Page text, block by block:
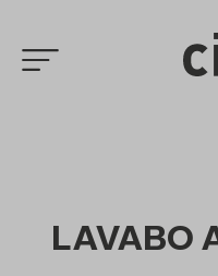
LAVABO